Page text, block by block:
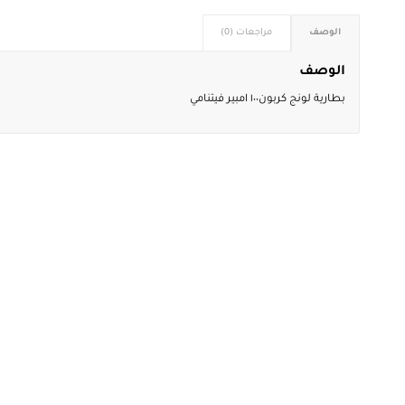
الوصف مراجعات (0)
الوصف
بطارية لونج كربون١٠٠ امبير فيتنامي